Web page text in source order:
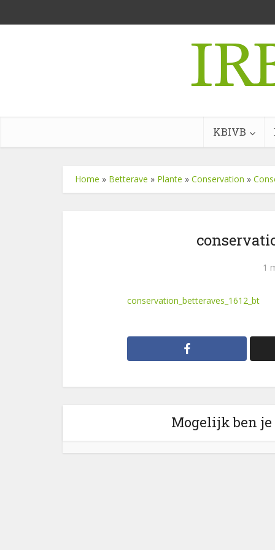
KBIVB
Home » Betterave » Plante » Conservation »
1
conservation_betteraves_1612_bt
Mogelijk ben